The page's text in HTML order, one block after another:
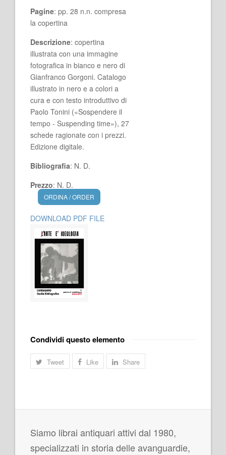
Pagine: pp. 28 n.n. compresa
la copertina
Descrizione: copertina
illustrata con una immagine
fotografica in bianco e nero di
Gianfranco Gorgoni. Catalogo
illustrato in nero e a colori a
cura e con testo introduttivo di
Paolo Tonini («Sospendere il
tempo - Suspending time»), 27
schede ragionate con i prezzi.
Edizione digitale.
Bibliografia: N. D.
Prezzo: N. D.
ORDINA / ORDER
DOWNLOAD PDF FILE
Condividi questo elemento
Tweet Like Share
Siamo librai antiquari attivi dal 1980,
specializzati in storia delle avanguardie,